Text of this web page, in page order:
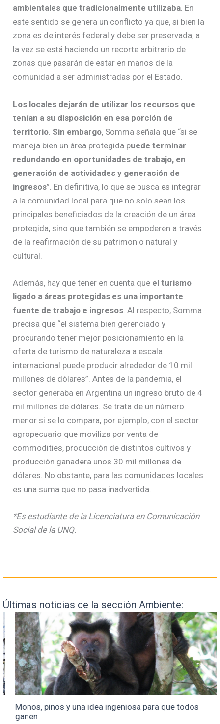
ambientales que tradicionalmente utilizaba. En
este sentido se genera un conflicto ya que, si bien la
zona es de interés federal y debe ser preservada, a
la vez se está haciendo un recorte arbitrario de
zonas que pasarán de estar en manos de la
comunidad a ser administradas por el Estado.
Los locales dejarán de utilizar los recursos que
tenían a su disposición en esa porción de
territorio .Sin embargo, Somma señala que “si se
maneja bien un área protegida puede terminar
redundando en oportunidades de trabajo, en
generación de actividades y generación de
ingresos”. En definitiva, lo que se busca es integrar
a la comunidad local para que no solo sean los
principales beneficiados de la creación de un área
protegida, sino que también se empoderen a través
de la reafirmación de su patrimonio natural y
cultural.
Además, hay que tener en cuenta que el turismo
ligado a áreas protegidas es una importante
fuente de trabajo e ingresos . Al respecto, Somma
precisa que “el sistema bien gerenciado y
procurando tener mejor posicionamiento en la
oferta de turismo de naturaleza a escala
internacional puede producir alrededor de 10 mil
millones de dólares”. Antes de la pandemia, el
sector generaba en Argentina un ingreso bruto de 4
mil millones de dólares. Se trata de un número
menor si se lo compara, por ejemplo, con el sector
agropecuario que moviliza por venta de
commodities, producción de distintos cultivos y
producción ganadera unos 30 mil millones de
dólares. No obstante, para las comunidades locales
es una suma que no pasa inadvertida.
*Es estudiante de la Licenciatura en Comunicación
Social de la UNQ.
Últimas noticias de la sección Ambiente:
Monos, pinos y una idea ingeniosa para que todos
ganen